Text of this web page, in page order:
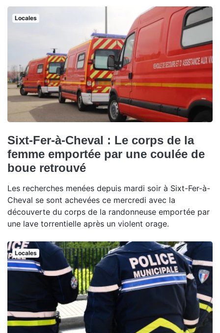
Locales
Sixt-Fer-à-Cheval : Le corps de la
femme emportée par une coulée de
boue retrouvé
Les recherches menées depuis mardi soir à Sixt-Fer-à-
Cheval se sont achevées ce mercredi avec la
découverte du corps de la randonneuse emportée par
une lave torrentielle après un violent orage.
Locales